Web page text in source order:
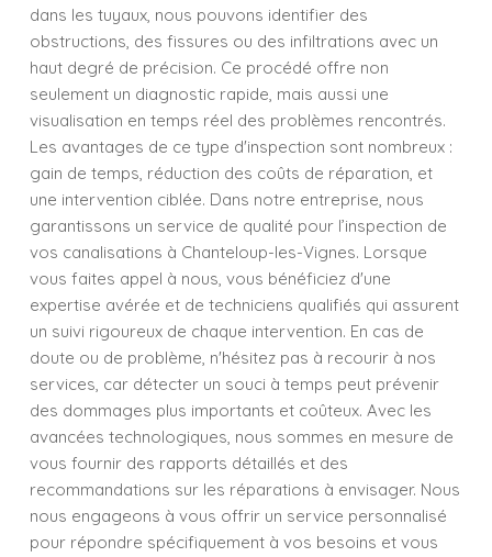
dans les tuyaux, nous pouvons identifier des
obstructions, des fissures ou des infiltrations avec un
haut degré de précision. Ce procédé offre non
seulement un diagnostic rapide, mais aussi une
visualisation en temps réel des problèmes rencontrés.
Les avantages de ce type d'inspection sont nombreux :
gain de temps, réduction des coûts de réparation, et
une intervention ciblée. Dans notre entreprise, nous
garantissons un service de qualité pour l’inspection de
vos canalisations à Chanteloup-les-Vignes. Lorsque
vous faites appel à nous, vous bénéficiez d'une
expertise avérée et de techniciens qualifiés qui assurent
un suivi rigoureux de chaque intervention. En cas de
doute ou de problème, n'hésitez pas à recourir à nos
services, car détecter un souci à temps peut prévenir
des dommages plus importants et coûteux. Avec les
avancées technologiques, nous sommes en mesure de
vous fournir des rapports détaillés et des
recommandations sur les réparations à envisager. Nous
nous engageons à vous offrir un service personnalisé
pour répondre spécifiquement à vos besoins et vous